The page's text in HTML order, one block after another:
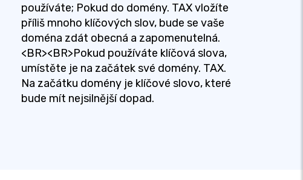
používáte; Pokud do domény. TAX vložíte
příliš mnoho klíčových slov, bude se vaše
doména zdát obecná a zapomenutelná.
<BR><BR>Pokud používáte klíčová slova,
umístěte je na začátek své domény. TAX.
Na začátku domény je klíčové slovo, které
bude mít nejsilnější dopad.